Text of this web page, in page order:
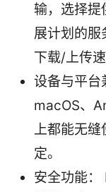
输，选择提
展计划的服
下载/上传
设备与平台
macOS、
上都能无
定。
安全功能